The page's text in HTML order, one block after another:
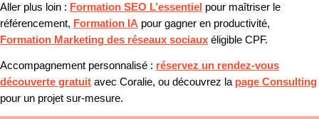
Aller plus loin : Formation SEO L’essentiel pour maîtriser le
référencement, Formation IA pour gagner en productivité,
Formation Marketing des réseaux sociaux éligible CPF.
Accompagnement personnalisé : réservez un rendez-vous
découverte gratuit avec Coralie, ou découvrez la page Consulting
pour un projet sur-mesure.